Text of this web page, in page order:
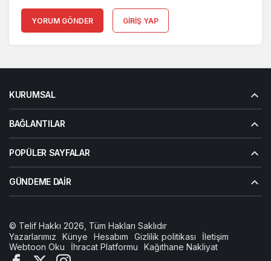
YORUM GÖNDER GIRIŞ YAP
KURUMSAL
BAĞLANTILAR
POPÜLER SAYFALAR
GÜNDEME DAIR
© Telif Hakkı 2026, Tüm Hakları Saklıdır
Yazarlarımız
Künye Hesabım Gizlilik politikası
İletişim
Webtoon Oku
İhracat Platformu Kağıthane Nakliyat